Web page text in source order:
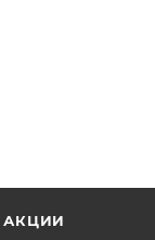
АКЦИИ